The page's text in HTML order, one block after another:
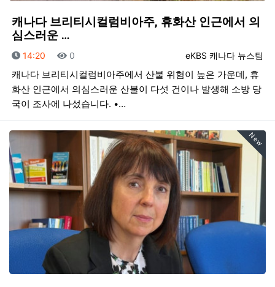
캐나다 브리티시컬럼비아주, 휴화산 인근에서 의
심스러운 …
등록자
eKBS 캐나다 뉴스팀
등록일
14:20 조회
0
캐나다 브리티시컬럼비아주에서 산불 위험이 높은 가운데, 휴
화산 인근에서 의심스러운 산불이 다섯 건이나 발생해 소방 당
국이 조사에 나섰습니다. •…
New